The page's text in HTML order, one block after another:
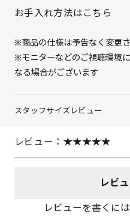
25cm △ 残りわずか
お手入れ方法はこちら
※商品の仕様は予告なく変更
※モニターなどのご視聴環境
なる場合がございます
スタッフサイズレビュー
レビュー：
レビ
レビューを書くに